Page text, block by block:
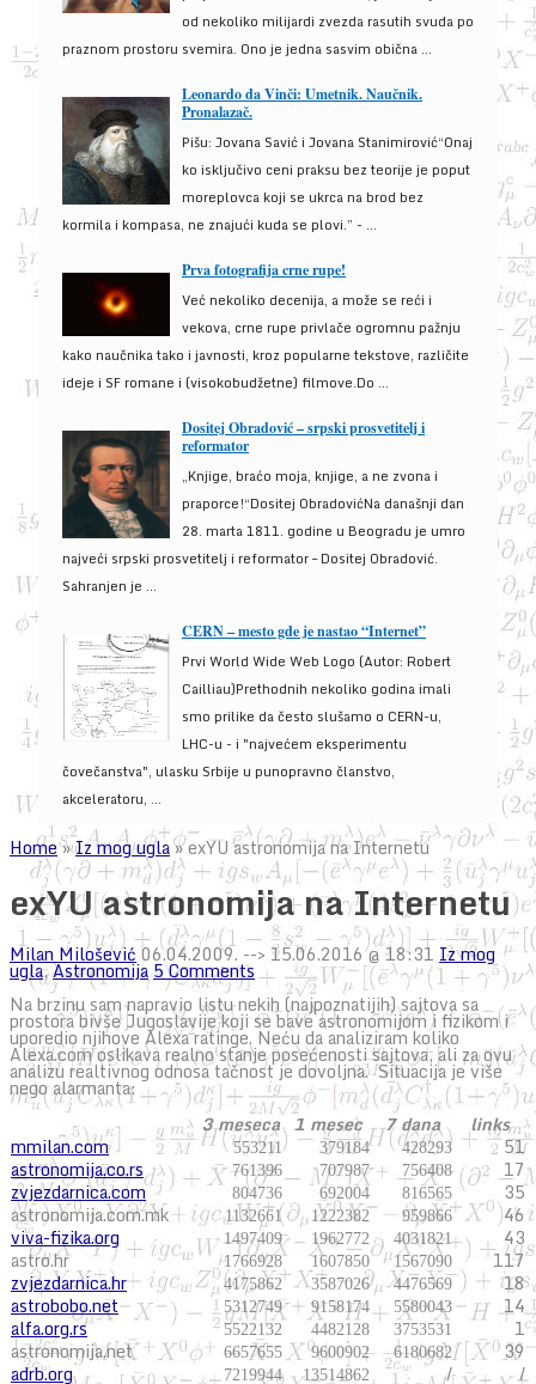
od nekoliko milijardi zvezda rasutih svuda po
praznom prostoru svemira. Ono je jedna sasvim obična ...
Leonardo da Vinči: Umetnik. Naučnik.
Pronalazač.
Pišu: Jovana Savić i Jovana Stanimirović“Onaj
ko isključivo ceni praksu bez teorije je poput
moreplovca koji se ukrca na brod bez
kormila i kompasa, ne znajući kuda se plovi.” - ...
Prva fotografija crne rupe!
Već nekoliko decenija, a može se reći i
vekova, crne rupe privlače ogromnu pažnju
kako naučnika tako i javnosti, kroz popularne tekstove, različite
ideje i SF romane i (visokobudžetne) filmove.Do ...
Dositej Obradović – srpski prosvetitelj i
reformator
„Knjige, braćo moja, knjige, a ne zvona i
praporce!“Dositej ObradovićNa današnji dan
28. marta 1811. godine u Beogradu je umro
najveći srpski prosvetitelj i reformator – Dositej Obradović.
Sahranjen je ...
CERN – mesto gde je nastao “Internet”
Prvi World Wide Web Logo (Autor: Robert
Cailliau)Prethodnih nekoliko godina imali
smo prilike da često slušamo o CERN-u,
LHC-u - i "najvećem eksperimentu
čovečanstva", ulasku Srbije u punopravno članstvo,
akceleratoru, ...
Home»Iz mog ugla»exYU astronomija na Internetu
exYU astronomija na Internetu
Milan Milošević 06.04.2009. --> 15.06.2016 @ 18:31 Iz mog
ugla,Astronomija 5 Comments
Na brzinu sam napravio listu nekih (najpoznatijih) sajtova sa
prostora bivše Jugoslavije koji se bave astronomijom i fizikom i
uporedio njihove Alexa ratinge. Neću da analiziram koliko
Alexa.com oslikava realno stanje posećenosti sajtova, ali za ovu
analizu realtivnog odnosa tačnost je dovoljna. Situacija je više
nego alarmanta:
3 meseca 1 mesec 7 dana
links
mmilan.com
553211 379184 428293
51
astronomija.co.rs
761396 707987 756408
17
zvjezdarnica.com
804736 692004 816565
35
astronomija.com.mk
1132661 1222382 959866
46
viva-fizika.org
1497409 1962772 4031821
43
astro.hr
1766928 1607850 1567090
117
zvjezdarnica.hr
4175862 3587026 4476569
18
astrobobo.net
5312749 9158174 5580043
14
alfa.org.rs
5522132 4482128 3753531
1
astronomija.net
6657655 9600902 6180682
39
adrb.org
7219944 13514862 /
/